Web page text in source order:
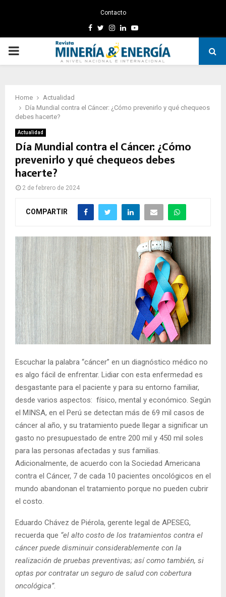
Contacto
Facebook
TwitterInstagram
LinkedinYoutube
PRIMARY
Home
Actualidad
Día Mundial contra el Cáncer: ¿Cómo prevenirlo y qué chequeos
debes hacerte?
Actualidad
Día Mundial contra el Cáncer: ¿Cómo
prevenirlo y qué chequeos debes
hacerte?
2 de febrero de 2024
COMPARTIR
Escuchar la palabra “cáncer” en un diagnóstico médico no
es algo fácil de enfrentar. Lidiar con esta enfermedad es
desgastante para el paciente y para su entorno familiar,
desde varios aspectos: físico, mental y económico. Según
el MINSA, en el Perú se detectan más de 69 mil casos de
cáncer al año, y su tratamiento puede llegar a significar un
gasto no presupuestado de entre 200 mil y 450 mil soles
para las personas afectadas y sus familias.
Adicionalmente, de acuerdo con la Sociedad Americana
contra el Cáncer, 7 de cada 10 pacientes oncológicos en el
mundo abandonan el tratamiento porque no pueden cubrir
el costo.
Eduardo Chávez de Piérola, gerente legal de APESEG,
recuerda que “el alto costo de los tratamientos contra el
cáncer puede disminuir considerablemente con la
realización de pruebas preventivas; así como también, si
optas por contratar un seguro de salud con cobertura
oncológica”.